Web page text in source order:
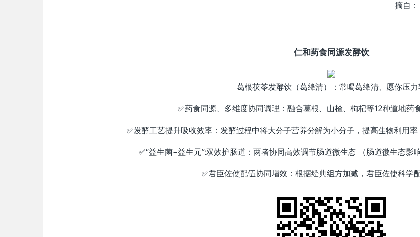
摘自
仁和药食同源发酵饮
葛根茯苓发酵饮（葛绛清）：常喝葛绛清、愿你压力
✅药食同源、多维度协同调理：融合葛根、山楂、枸杞等12种道地药
✅发酵工艺提升吸收效率：发酵过程中将大分子营养分解为小分子，提高生物利用
✅“益生菌+益生元”:双效护肠道：两者协同高效调节肠道微生态 （肠道微生态影
✅君臣佐使配伍协同增效：根据经典组方加减，君臣佐使科学